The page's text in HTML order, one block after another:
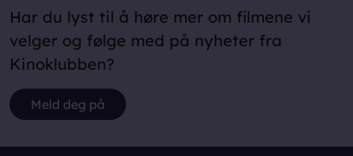
Har du lyst til å høre mer om filmene vi
velger og følge med på nyheter fra
Kinoklubben?
Meld deg på